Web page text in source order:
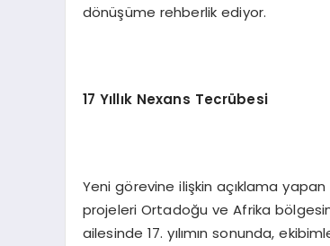
dönüşüme rehberlik ediyor.
17 Yıllık Nexans Tecrübesi
Yeni görevine ilişkin açıklama
projeleri Ortadoğu ve Afrika
ailesinde 17. yılımın sonunda,